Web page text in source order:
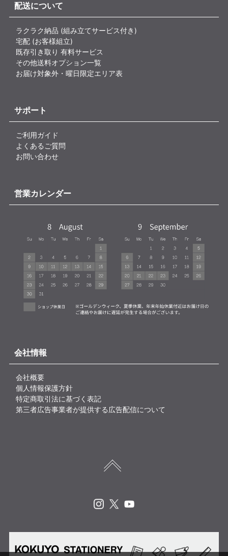
配送について
ラクラク納品 (組み立てサービス付き)
宅配 (お客様組立)
既存引き取り 有料サービス
その他送料オプション一覧
お届け対象外・曜日限定エリア表
サポート
ご利用ガイド
よくあるご質問
お問い合わせ
営業カレンダー
会社情報
会社概要
個人情報保護方針
特定商取引法に基づく表記
第三者広告事業者が提供する広告配信について